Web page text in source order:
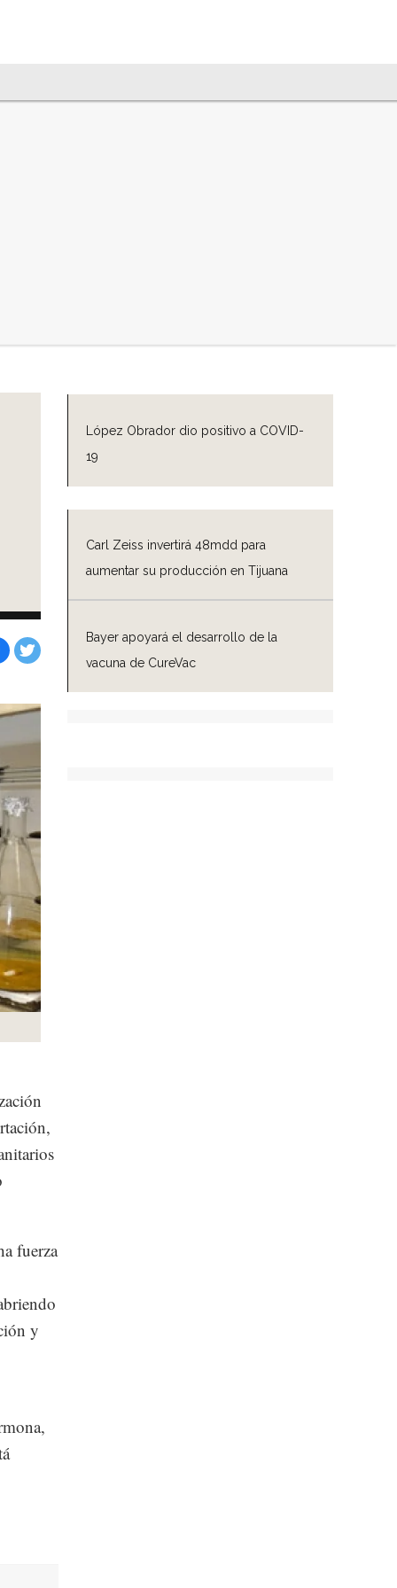
López Obrador dio positivo a COVID-
19
Carl Zeiss invertirá 48mdd para
aumentar su producción en Tijuana
Bayer apoyará el desarrollo de la
vacuna de CureVac
fuerza
y